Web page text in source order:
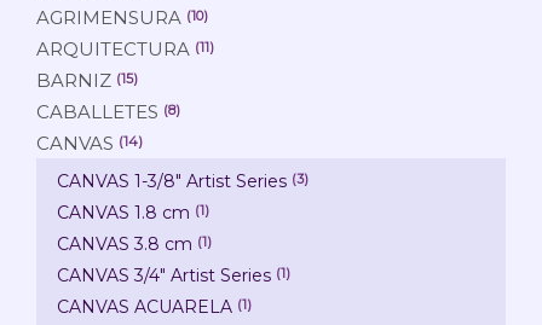
AGRIMENSURA (10)
ARQUITECTURA (11)
BARNIZ (15)
CABALLETES (8)
CANVAS (14)
CANVAS 1-3/8" Artist Series (3)
CANVAS 1.8 cm (1)
CANVAS 3.8 cm (1)
CANVAS 3/4" Artist Series (1)
CANVAS ACUARELA (1)